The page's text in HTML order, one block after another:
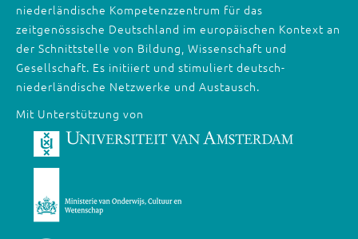
niederländische Kompetenzzentrum für das
zeitgenössische Deutschland im europäischen Kontext an
der Schnittstelle von Bildung, Wissenschaft und
Gesellschaft. Es initiiert und stimuliert deutsch-
niederländische Netzwerke und Austausch.
Mit Unterstützung von